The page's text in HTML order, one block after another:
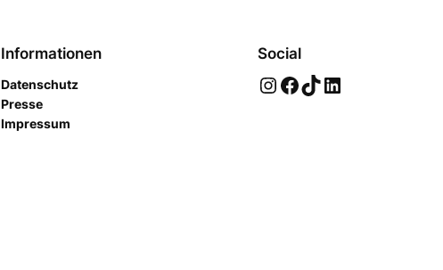
Informationen
Datenschutz
Presse
Impressum
Social
InstagramFacebook TikTok LinkedIn